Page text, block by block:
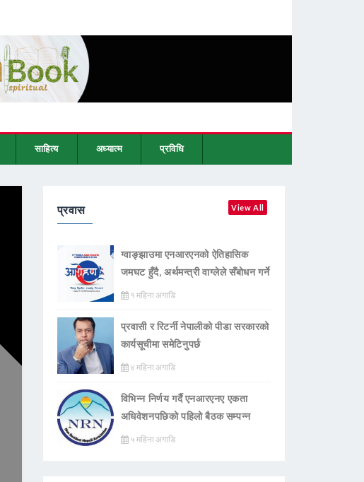
साहित्य अध्यात्म प्रविधि
प्रवास View All
ग्वाङ्झाउमा एनआरएनको ऐतिहासिक
जमघट हुँदै, अर्थमन्त्री वाग्लेले सँबोधन गर्ने
१ महिना अगाडि
प्रवासी र रिटर्नी नेपालीको पीडा सरकारको
कार्यसूचीमा समेटिनुपर्छ
४ महिना अगाडि
विभिन्न निर्णय गर्दै एनआरएनए एकता
अधिवेशनपछिको पहिलो बैठक सम्पन्न
५ महिना अगाडि